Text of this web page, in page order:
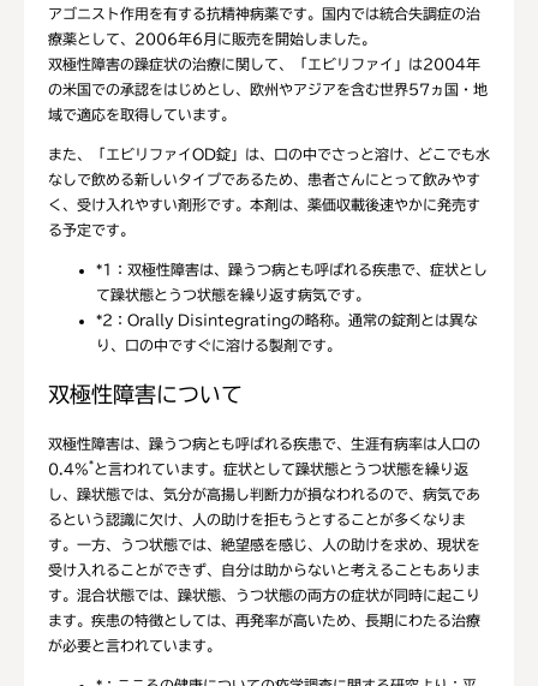
アゴニスト作用を有する抗精神病薬です。国内では統合失調症の治
療薬として、2006年6月に販売を開始しました。
双極性障害の躁症状の治療に関して、「エビリファイ」は2004年
の米国での承認をはじめとし、欧州やアジアを含む世界57ヵ国・地
域で適応を取得しています。
また、「エビリファイOD錠」は、口の中でさっと溶け、どこでも水
なしで飲める新しいタイプであるため、患者さんにとって飲みやす
く、受け入れやすい剤形です。本剤は、薬価収載後速やかに発売す
る予定です。
*1： 双極性障害は、躁うつ病とも呼ばれる疾患で、症状とし
て躁状態とうつ状態を繰り返す病気です。
*2： Orally Disintegratingの略称。通常の錠剤とは異な
り、口の中ですぐに溶ける製剤です。
双極性障害について
双極性障害は、躁うつ病とも呼ばれる疾患で、生涯有病率は人口の
0.4%*と言われています。症状として躁状態とうつ状態を繰り返
し、躁状態では、気分が高揚し判断力が損なわれるので、病気であ
るという認識に欠け、人の助けを拒もうとすることが多くなりま
す。一方、うつ状態では、絶望感を感じ、人の助けを求め、現状を
受け入れることができず、自分は助からないと考えることもありま
す。混合状態では、躁状態、うつ状態の両方の症状が同時に起こり
ます。疾患の特徴としては、再発率が高いため、長期にわたる治療
が必要と言われています。